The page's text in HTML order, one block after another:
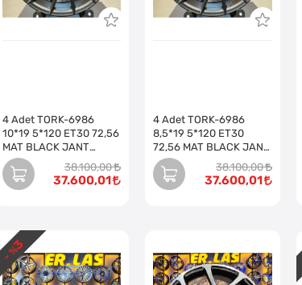
4 Adet TORK-6986
10*19 5*120 ET30 72,56
MAT BLACK JANT
(Takım)
38.100,00
37.600,01
4 Adet TORK-6986
8,5*19 5*120 ET30
72,56 MAT BLACK JANT
(Takım)
38.100,00
37.600,01
- %
3